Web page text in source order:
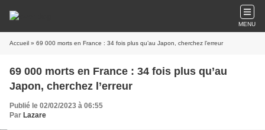
MENU
Accueil » 69 000 morts en France : 34 fois plus qu’au Japon, cherchez l’erreur
69 000 morts en France : 34 fois plus qu’au
Japon, cherchez l’erreur
Publié le 02/02/2023 à 06:55
Par Lazare